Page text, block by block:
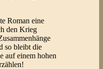
Roman eine
den Krieg
so bleibt die
auf einem hohen